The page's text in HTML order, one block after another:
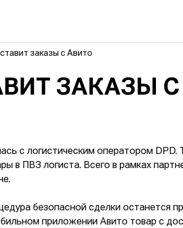
заказы с Авито
ЗАКАЗЫ
с логистическим оператором
в ПВЗ логиста. Всего в рамках
безопасной сделки останется
приложении Авито товар с